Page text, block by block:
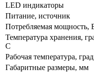
LED индикаторы
Питание, источник
Потребляемая мощность,
Температура хранения,
C
Рабочая температура,
Габаритные размеры, мм